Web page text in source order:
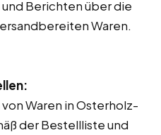
und Berichten über die
Waren.
Waren in Osterholz-
der Bestellliste und